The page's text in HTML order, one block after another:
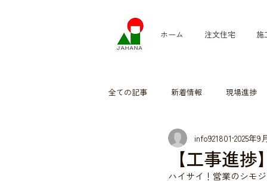
ホーム 注文住宅 施
全ての記事 新着情報 現場進捗
【工事進
info921801 2025年9
ハイサイ！営業のシモ